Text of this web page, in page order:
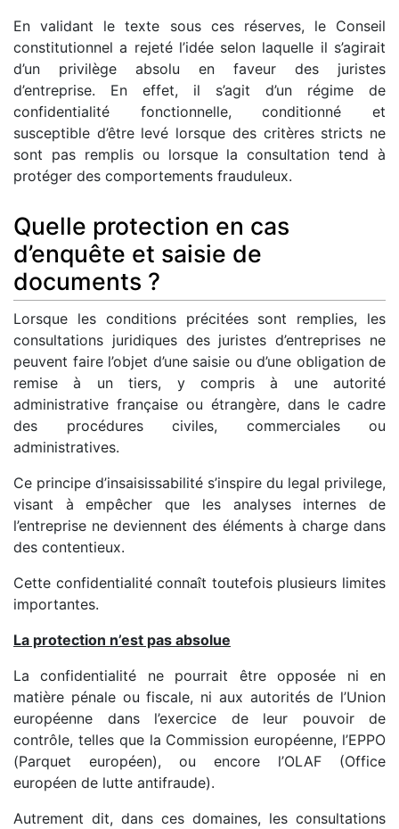
En validant le texte sous ces réserves, le Conseil
constitutionnel a rejeté l’idée selon laquelle il s’agirait
d’un privilège absolu en faveur des juristes
d’entreprise. En effet, il s’agit d’un régime de
confidentialité fonctionnelle, conditionné et
susceptible d’être levé lorsque des critères stricts ne
sont pas remplis ou lorsque la consultation tend à
protéger des comportements frauduleux.
Quelle protection en cas
d’enquête et saisie de
documents ?
Lorsque les conditions précitées sont remplies, les
consultations juridiques des juristes d’entreprises ne
peuvent faire l’objet d’une saisie ou d’une obligation de
remise à un tiers, y compris à une autorité
administrative française ou étrangère, dans le cadre
des procédures civiles, commerciales ou
administratives.
Ce principe d’insaisissabilité s’inspire du legal privilege,
visant à empêcher que les analyses internes de
l’entreprise ne deviennent des éléments à charge dans
des contentieux.
Cette confidentialité connaît toutefois plusieurs limites
importantes.
La protection n’est pas absolue
La confidentialité ne pourrait être opposée ni en
matière pénale ou fiscale, ni aux autorités de l’Union
européenne dans l’exercice de leur pouvoir de
contrôle, telles que la Commission européenne, l’EPPO
(Parquet européen), ou encore l’OLAF (Office
européen de lutte antifraude).
Autrement dit, dans ces domaines, les consultations